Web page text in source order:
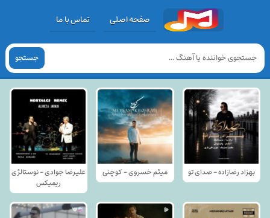
صفحه اصلی تماس با ما
جستجو
بهزاد رضازاده - صدای تو میثم خسروی - کوچنی
علیرضا جوادی - نوستالژی
ریمیکس